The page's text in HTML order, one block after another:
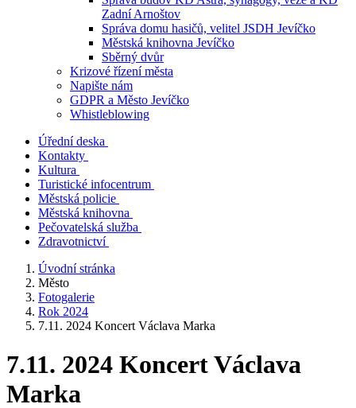
Zadní Arnoštov
Správa domu hasičů, velitel JSDH Jevíčko
Městská knihovna Jevíčko
Sběrný dvůr
Krizové řízení města
Napište nám
GDPR a Město Jevíčko
Whistleblowing
Úřední deska
Kontakty
Kultura
Turistické infocentrum
Městská policie
Městská knihovna
Pečovatelská služba
Zdravotnictví
Úvodní stránka
Město
Fotogalerie
Rok 2024
7.11. 2024 Koncert Václava Marka
7.11. 2024 Koncert Václava
Marka